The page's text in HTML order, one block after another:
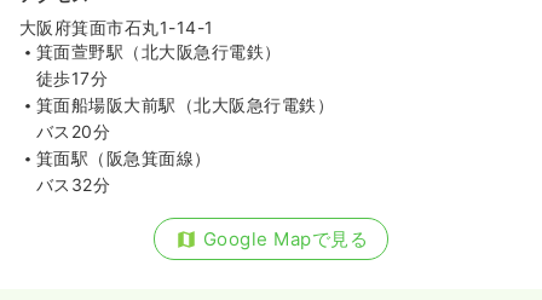
大阪府箕面市石丸1-14-1
箕面萱野駅（北大阪急行電鉄）
徒歩17分
箕面船場阪大前駅（北大阪急行電鉄）
バス20分
箕面駅（阪急箕面線）
バス32分
Google Mapで見る